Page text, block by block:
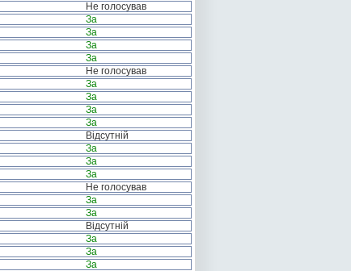
Не голосував
За
За
За
За
Не голосував
За
За
За
За
Відсутній
За
За
За
Не голосував
За
За
Відсутній
За
За
За